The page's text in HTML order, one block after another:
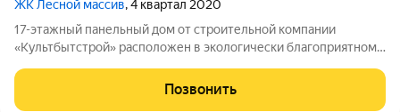
ЖК Лесной массив, 4 квартал 2020
17-этажный панельный дом от строительной компании
«Культбытстрой» расположен в экологически благоприятном
чистовая отделка от застройщика. В нее входят: современные
стеклопакеты, остекление
Позвонить